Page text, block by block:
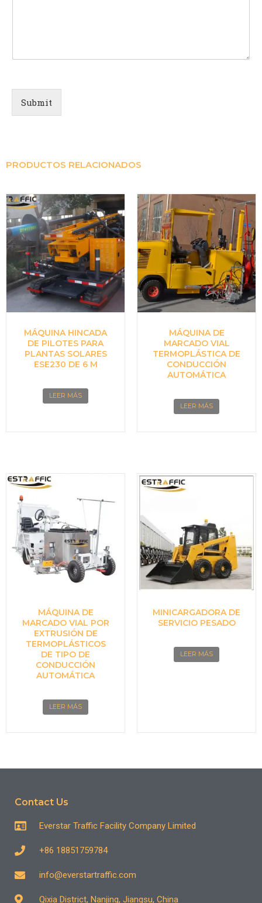
Submit
PRODUCTOS RELACIONADOS
MÁQUINA HINCADA
DE PILOTES PARA
PLANTAS SOLARES
ESE230 DE 6 M
LEER MÁS
MÁQUINA DE
MARCADO VIAL
TERMOPLÁSTICA DE
CONDUCCIÓN
AUTOMÁTICA
LEER MÁS
MÁQUINA DE
MARCADO VIAL POR
EXTRUSIÓN DE
TERMOPLÁSTICOS
DE TIPO DE
CONDUCCIÓN
AUTOMÁTICA
LEER MÁS
MINICARGADORA DE
SERVICIO PESADO
LEER MÁS
Contact Us
Everstar Traffic Facility Company Limited
+86 18851759784
info@everstartraffic.com
Qixia District, Nanjing, Jiangsu, China